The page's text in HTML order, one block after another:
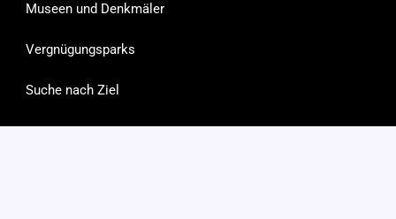
Museen und Denkmäler
Vergnügungsparks
Suche nach Ziel